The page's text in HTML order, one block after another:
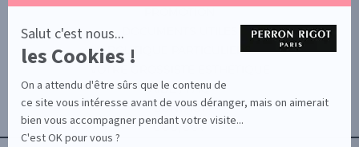
En
savoir
plus
sur
Axeptio
Salut c'est nous...
les Cookies !
On a attendu d'être sûrs que le contenu de
ce site vous intéresse avant de vous déranger, mais on aimerait
bien vous accompagner pendant votre visite...
C'est OK pour vous ?
BOUTIQUE PARTICULIERS
AIDE / FAQ
CONTACT
CGU/CGV